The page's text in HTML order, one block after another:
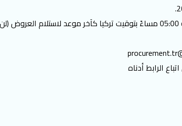
موعد استقبال العروض من تاريخ نشر الاعلان إلى تاريخ 28-04-2025 يوم الاثنين الساعة 05:00 مساءً بتوقيت
الرابط أدناه